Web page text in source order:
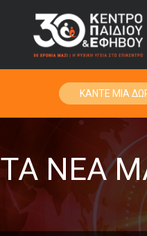
ΚΑΝΤΕ ΜΙΑ
ΤΑ ΝΈΑ